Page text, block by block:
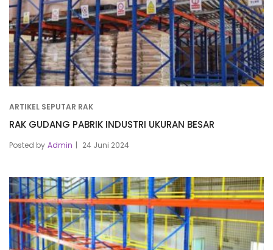
ARTIKEL SEPUTAR RAK
RAK GUDANG PABRIK INDUSTRI UKURAN BESAR
Posted by Admin 24 Juni 2024